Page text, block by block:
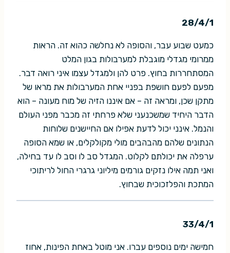
28/4/1
כמעט שבוע עבר, והסופה לא נחלשה כהוא זה. הראות
ממרומי מגדלי מוגבלת למערבולות בגון המלט
המסתחררות בחוץ. פרט להן ולמגדל עצמו איני רואה דבר.
מפעם לפעם חושפת בפניי אחת המערבולות את מראו של
מתקן שכן, ומראה זה – אם איננו הזיה של מוח מעונה – הוא
הדבר היחיד שמשכנעני שלא פרחתי זה מכבר מפני העולם
והנמל. אינני יכול לדעת אפילו אם החיישנים שלוחות
הנתונים שלהם מהבהבים מולי מקולקלים, או שמא הסופה
ערפלה את יכולתם לקלוט. המגדל סב לו וסב לו עד בחילה,
ואני תמה אילו נזקים גורמים מיליוני גרגרי החול לריתוכי
המתכת והפלזכוכית שבחוץ.
33/4/1
חמישה ימים נוספים עברו. אני מוטל באחת הפינות, אחוז